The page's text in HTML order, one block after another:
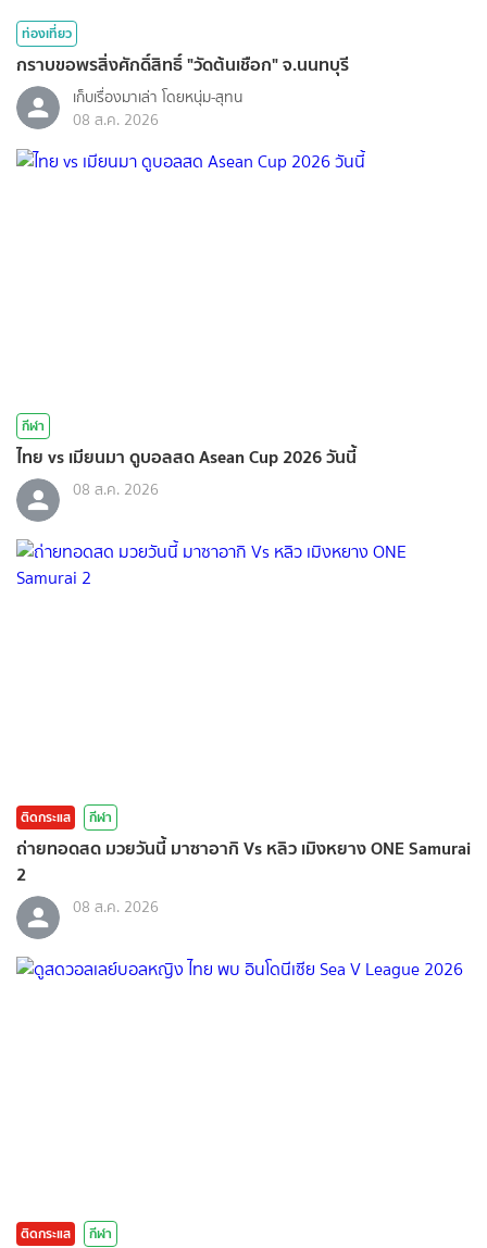
ท่องเที่ยว
กราบขอพรสิ่งศักดิ์สิทธิ์ "วัดต้นเชือก" จ.นนทบุรี
เก็บเรื่องมาเล่า โดยหนุ่ม-สุทน
08 ส.ค. 2026
กีฬา
ไทย vs เมียนมา ดูบอลสด Asean Cup 2026 วันนี้
08 ส.ค. 2026
ติดกระแส กีฬา
ถ่ายทอดสด มวยวันนี้ มาซาอากิ Vs หลิว เมิงหยาง ONE Samurai
2
08 ส.ค. 2026
ติดกระแส กีฬา